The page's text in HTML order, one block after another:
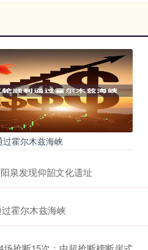
霍尔木兹海峡
泉发现仰韶文化遗址
霍尔木兹海峡